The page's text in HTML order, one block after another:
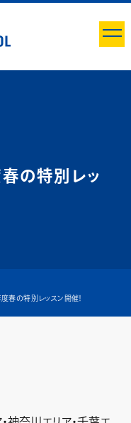
の特別レッ
春の特別レッスン開催！